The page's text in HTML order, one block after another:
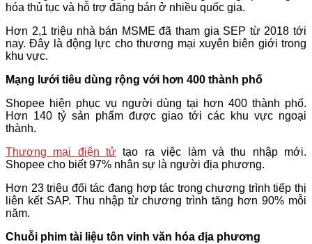
hóa thủ tục và hỗ trợ đăng bán ở nhiều quốc gia.
Hơn 2,1 triệu nhà bán MSME đã tham gia SEP từ 2018 tới
nay. Đây là động lực cho thương mại xuyên biên giới trong
khu vực.
Mạng lưới tiêu dùng rộng với hơn 400 thành phố
Shopee hiện phục vụ người dùng tại hơn 400 thành phố.
Hơn 140 tỷ sản phẩm được giao tới các khu vực ngoại
thành.
Thương mại điện tử tạo ra việc làm và thu nhập mới.
Shopee cho biết 97% nhân sự là người địa phương.
Hơn 23 triệu đối tác đang hợp tác trong chương trình tiếp thị
liên kết SAP. Thu nhập từ chương trình tăng hơn 90% mỗi
năm.
Chuỗi phim tài liệu tôn vinh văn hóa địa phương